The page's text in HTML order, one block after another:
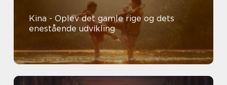
Kina - Oplev det gamle rige og dets
enestående udvikling